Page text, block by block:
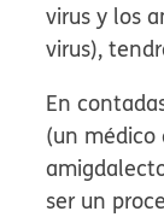
virus y los
virus),
En
(un médico
ser un